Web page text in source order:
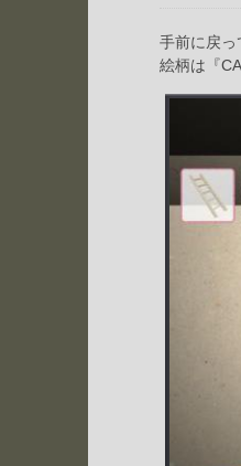
手前に戻っ
絵柄は『